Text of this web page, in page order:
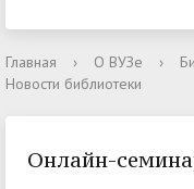
Главная › О ВУЗе ›
Новости библиотеки
Онлайн-